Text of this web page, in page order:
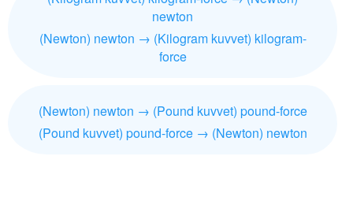
newton
(Newton) newton → (Kilogram kuvvet) kilogram-
force
(Newton) newton → (Pound kuvvet) pound-force
(Pound kuvvet) pound-force → (Newton) newton